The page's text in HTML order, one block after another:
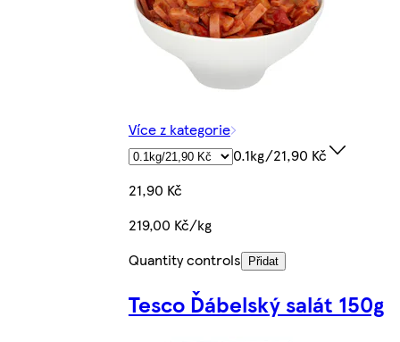
Více z kategorie
0.1kg/21,90 Kč
21,90 Kč
219,00 Kč/kg
Quantity controls
Přidat
Tesco Ďábelský salát 150g